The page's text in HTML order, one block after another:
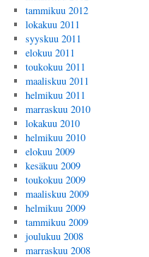
tammikuu 2012
lokakuu 2011
syyskuu 2011
elokuu 2011
toukokuu 2011
maaliskuu 2011
helmikuu 2011
marraskuu 2010
lokakuu 2010
helmikuu 2010
elokuu 2009
kesäkuu 2009
toukokuu 2009
maaliskuu 2009
helmikuu 2009
tammikuu 2009
joulukuu 2008
marraskuu 2008